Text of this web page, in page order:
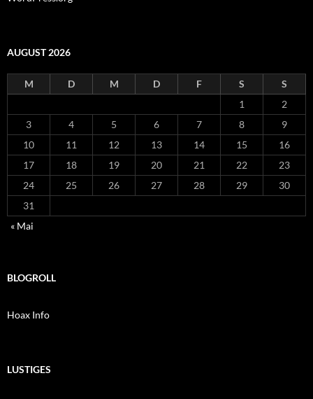
AUGUST 2026
M D M D F S
S
1
2
3
4 5 6 7 8
9
10
11 12 13 14 15
16
17
18 19 20 21 22
23
24
25 26 27 28 29
30
31
« Mai
BLOGROLL
Hoax Info
LUSTIGES